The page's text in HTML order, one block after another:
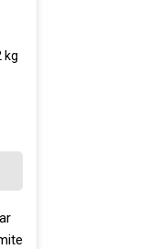
kg